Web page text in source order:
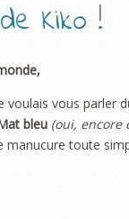
Kiko !
voulais vous parler
bleu (oui, encore
manucure toute